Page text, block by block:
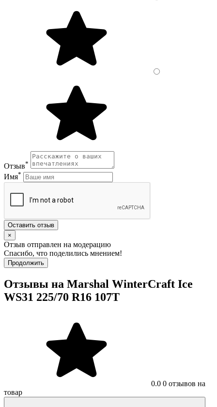
Отзыв*
Имя*
Оставить отзыв
×
Отзыв отправлен на модерацию
Спасибо, что поделились мнением!
Продолжить
Отзывы на Marshal WinterCraft Ice
WS31 225/70 R16 107T
0.0 0 отзывов на
товар